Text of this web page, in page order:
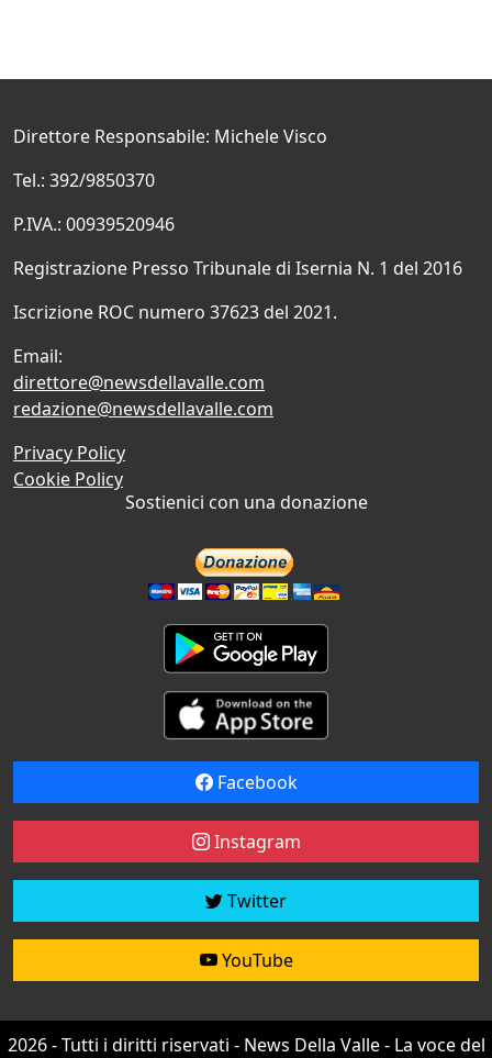
Direttore Responsabile: Michele Visco
Tel.: 392/9850370
P.IVA.: 00939520946
Registrazione Presso Tribunale di Isernia N. 1 del 2016
Iscrizione ROC numero 37623 del 2021.
Email:
direttore@newsdellavalle.com
redazione@newsdellavalle.com
Privacy Policy
Cookie Policy
Sostienici con una donazione
Facebook
Instagram
Twitter
YouTube
2026 - Tutti i diritti riservati - News Della Valle - La voce del